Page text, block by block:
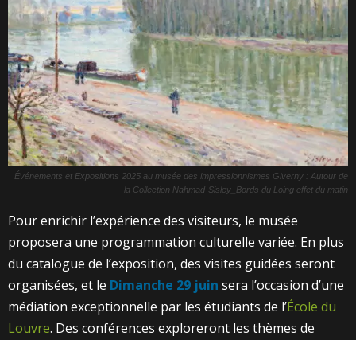
Événements et Expositions 2025 au musée des impressionnismes Giverny : Autour de
la Collection Nahmad-Sisley_Bords du Loing effet du matin
Pour enrichir l’expérience des visiteurs, le musée
proposera une programmation culturelle variée. En plus
du catalogue de l’exposition, des visites guidées seront
organisées, et le Dimanche 29 juin sera l’occasion d’une
médiation exceptionnelle par les étudiants de l’École du
Louvre. Des conférences exploreront les thèmes de